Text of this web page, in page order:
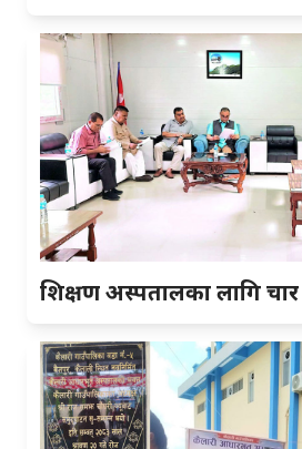
शिक्षण अस्पतालका लागि चार